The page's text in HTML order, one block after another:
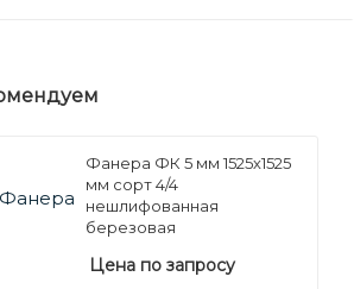
Фанера ФК 5 мм 1525х1525
мм сорт 4/4
нешлифованная
березовая
Цена по запросу